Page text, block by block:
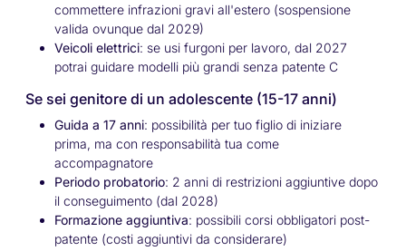
commettere infrazioni gravi all'estero (sospensione
valida ovunque dal 2029)
Veicoli elettrici: se usi furgoni per lavoro, dal 2027
potrai guidare modelli più grandi senza patente C
Se sei genitore di un adolescente (15-17 anni)
Guida a 17 anni: possibilità per tuo figlio di iniziare
prima, ma con responsabilità tua come
accompagnatore
Periodo probatorio: 2 anni di restrizioni aggiuntive dopo
il conseguimento (dal 2028)
Formazione aggiuntiva: possibili corsi obbligatori post-
patente (costi aggiuntivi da considerare)